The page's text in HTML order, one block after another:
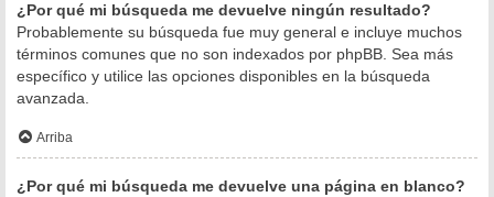
¿Por qué mi búsqueda me devuelve ningún resultado?
Probablemente su búsqueda fue muy general e incluye muchos
términos comunes que no son indexados por phpBB. Sea más
específico y utilice las opciones disponibles en la búsqueda
avanzada.
Arriba
¿Por qué mi búsqueda me devuelve una página en blanco?